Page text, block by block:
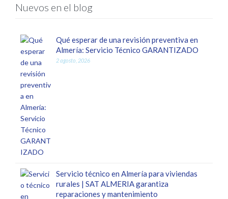
Nuevos en el blog
Qué esperar de una revisión preventiva en
Almería: Servicio Técnico GARANTIZADO
2 agosto, 2026
Servicio técnico en Almería para viviendas
rurales | SAT ALMERIA garantiza
reparaciones y mantenimiento